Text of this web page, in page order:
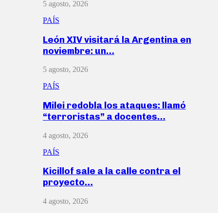
5 agosto, 2026
PAÍS
León XIV visitará la Argentina en
noviembre: un…
5 agosto, 2026
PAÍS
Milei redobla los ataques: llamó
“terroristas” a docentes…
4 agosto, 2026
PAÍS
Kicillof sale a la calle contra el
proyecto…
4 agosto, 2026